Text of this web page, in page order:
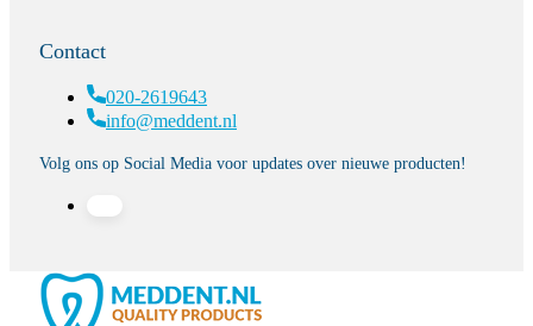
Contact
020-2619643
info@meddent.nl
Volg ons op Social Media voor updates over nieuwe producten!